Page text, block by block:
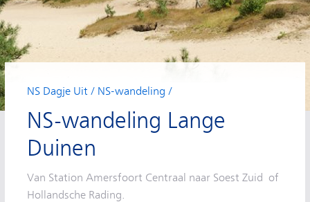
NS Dagje Uit NS-wandeling
NS-wandeling Lange
Duinen
Van Station Amersfoort Centraal naar Soest Zuid of
Hollandsche Rading.